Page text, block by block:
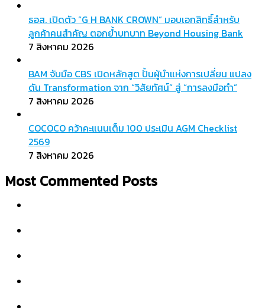
ธอส. เปิดตัว “G H BANK CROWN” มอบเอกสิทธิ์สำหรับ
ลูกค้าคนสำคัญ ตอกย้ำบทบาท Beyond Housing Bank
7 สิงหาคม 2026
BAM จับมือ CBS เปิดหลักสูต ปั้นผู้นำแห่งการเปลี่ยน แปลง
ดัน Transformation จาก “วิสัยทัศน์” สู่ “การลงมือทำ”
7 สิงหาคม 2026
COCOCO คว้าคะแนนเต็ม 100 ประเมิน AGM Checklist
2569
7 สิงหาคม 2026
Most Commented Posts